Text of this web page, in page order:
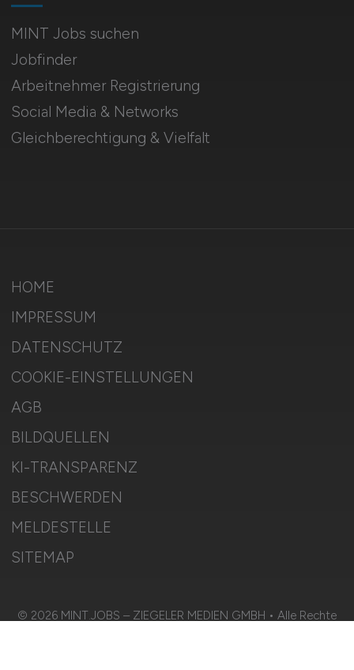
MINT Jobs suchen
Jobfinder
Arbeitnehmer Registrierung
Social Media & Networks
Gleichberechtigung & Vielfalt
HOME
IMPRESSUM
DATENSCHUTZ
COOKIE-EINSTELLUNGEN
AGB
BILDQUELLEN
KI-TRANSPARENZ
BESCHWERDEN
MELDESTELLE
SITEMAP
© 2026 MINT.JOBS – ZIEGELER MEDIEN GMBH • Alle Rechte